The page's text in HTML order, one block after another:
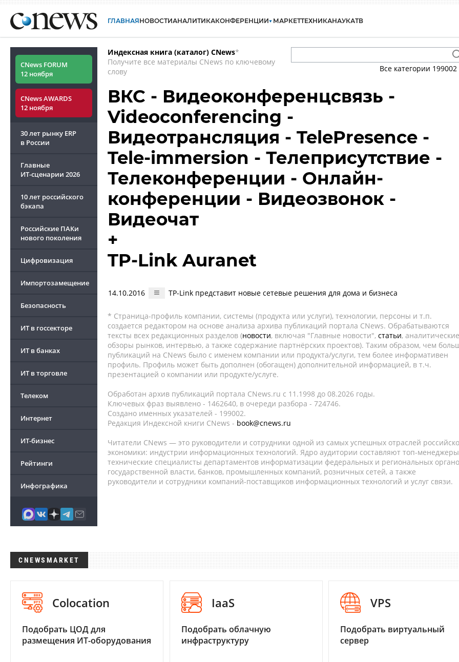
ГЛАВНАЯНОВОСТИАНАЛИТИКАКОНФЕРЕНЦИИ МАРКЕТТЕХНИКАНАУКАТВ
CNews FORUM
12 ноября
CNews AWARDS
12 ноября
30 лет рынку ERP
в России
Главные
ИТ-сценарии 2026
10 лет российского
бэкапа
Российские ПАКи
нового поколения
Цифровизация
Импортозамещение
Безопасность
ИТ в госсекторе
ИТ в банках
ИТ в торговле
Телеком
Интернет
ИТ-бизнес
Рейтинги
Инфографика
Индексная книга (каталог) CNews*
Получите все материалы CNews по ключевому
слову
Все категории 199002
ВКС - Видеоконференцсвязь -
Videoconferencing -
Видеотрансляция - TelePresence -
Tele-immersion - Телеприсутствие -
Телеконференции - Онлайн-
конференции - Видеозвонок -
Видеочат
+
TP-Link Auranet
14.10.2016 TP-Link представит новые сетевые решения для дома и бизнеса
* Страница-профиль компании, системы (продукта или услуги), технологии, персоны и т.п.
создается редактором на основе анализа архива публикаций портала CNews. Обрабатываются
тексты всех редакционных разделов (новости, включая "Главные новости", статьи, аналитические
обзоры рынков, интервью, а также содержание партнёрских проектов). Таким образом, чем
публикаций на CNews было с именем компании или продукта/услуги, тем более информативен
профиль. Профиль может быть дополнен (обогащен) дополнительной информацией, в т.ч.
презентацией о компании или продукте/услуге.
Обработан архив публикаций портала CNews.ru c 11.1998 до 08.2026 годы.
Ключевых фраз выявлено - 1462640, в очереди разбора - 724746.
Создано именных указателей - 199002.
Редакция Индексной книги CNews - book@cnews.ru
Читатели CNews — это руководители и сотрудники одной из самых успешных отраслей
экономики: индустрии информационных технологий. Ядро аудитории составляют топ-
технические специалисты департаментов информатизации федеральных и региональных
государственной власти, банков, промышленных компаний, розничных сетей, а также
руководители и сотрудники компаний-поставщиков информационных технологий и услуг связи.
CNEWSMARKET
Colocation
Подобрать ЦОД для
размещения ИТ-оборудования
IaaS
Подобрать облачную
инфраструктуру
VPS
Подобрать виртуальный
сервер